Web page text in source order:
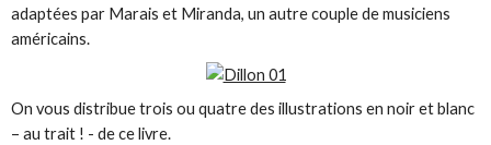
adaptées par Marais et Miranda, un autre couple de musiciens
américains.
On vous distribue trois ou quatre des illustrations en noir et blanc
– au trait ! - de ce livre.